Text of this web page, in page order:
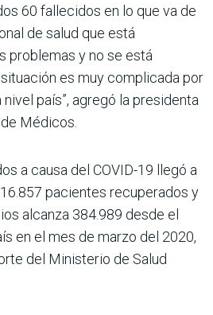
60 fallecidos en lo que va de
de salud que está
problemas y no se está
es muy complicada por
país”, agregó la presidenta
Médicos.
a causa del COVID-19 llegó a
pacientes recuperados y
alcanza 384.989 desde el
en el mes de marzo del 2020,
del Ministerio de Salud